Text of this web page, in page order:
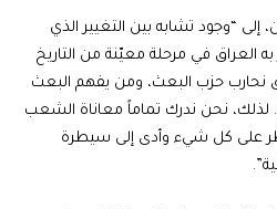
إلى “وجود تشابه بين التغيير الذي
العراق في مرحلة معيّنة من التاريخ
نحارب حزب البعث، ومن يفهم البعث
لذلك، نحن ندرك تماماً معاناة الشعب
على كل شيء وأدى إلى سيطرة